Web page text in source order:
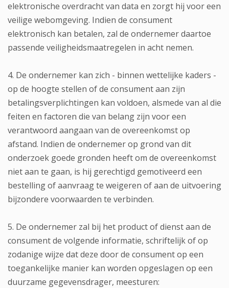
elektronische overdracht van data en zorgt hij voor een
veilige webomgeving. Indien de consument
elektronisch kan betalen, zal de ondernemer daartoe
passende veiligheidsmaatregelen in acht nemen.
4. De ondernemer kan zich - binnen wettelijke kaders -
op de hoogte stellen of de consument aan zijn
betalingsverplichtingen kan voldoen, alsmede van al die
feiten en factoren die van belang zijn voor een
verantwoord aangaan van de overeenkomst op
afstand. Indien de ondernemer op grond van dit
onderzoek goede gronden heeft om de overeenkomst
niet aan te gaan, is hij gerechtigd gemotiveerd een
bestelling of aanvraag te weigeren of aan de uitvoering
bijzondere voorwaarden te verbinden.
5. De ondernemer zal bij het product of dienst aan de
consument de volgende informatie, schriftelijk of op
zodanige wijze dat deze door de consument op een
toegankelijke manier kan worden opgeslagen op een
duurzame gegevensdrager, meesturen: